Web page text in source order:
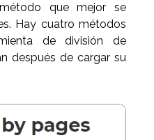
que mejor se
Hay cuatro métodos
de división de
después de cargar su